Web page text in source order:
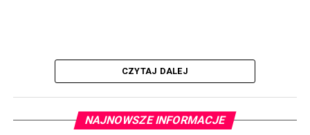
CZYTAJ DALEJ
NAJNOWSZE INFORMACJE